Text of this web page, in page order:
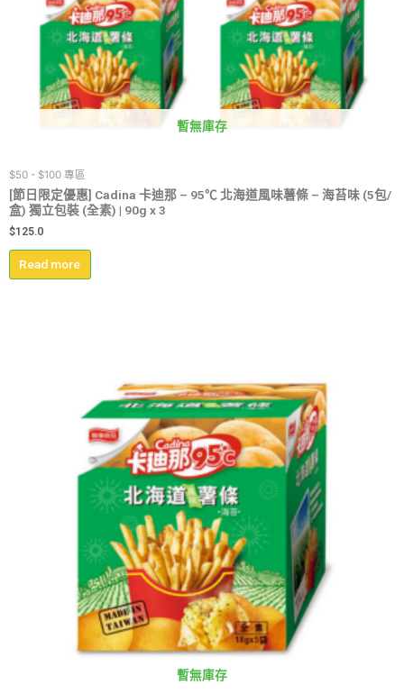
暫無庫存
$50 - $100 專區
[節日限定優惠] Cadina 卡迪那 – 95℃ 北海道風味薯條 – 海苔味 (5包/
盒) 獨立包裝 (全素) | 90g x 3
$125.0
Read more
暫無庫存